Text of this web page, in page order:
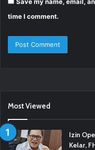
time I comment.
Most Viewed
Izin
Kelar,